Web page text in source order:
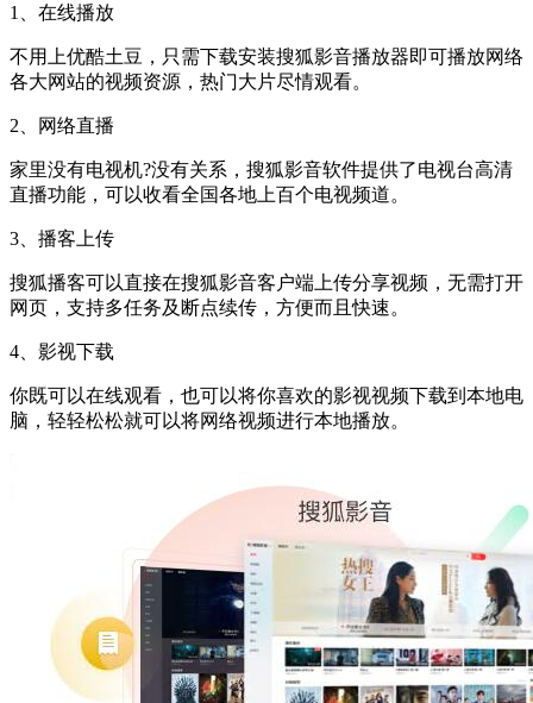
1、在线播放
不用上优酷土豆，只需下载安装搜狐影音播放器即可播放网络
各大网站的视频资源，热门大片尽情观看。
2、网络直播
家里没有电视机?没有关系，搜狐影音软件提供了电视台高清
直播功能，可以收看全国各地上百个电视频道。
3、播客上传
搜狐播客可以直接在搜狐影音客户端上传分享视频，无需打开
网页，支持多任务及断点续传，方便而且快速。
4、影视下载
你既可以在线观看，也可以将你喜欢的影视视频下载到本地电
脑，轻轻松松就可以将网络视频进行本地播放。